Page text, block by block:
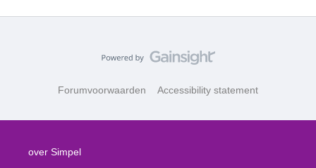
Forumvoorwaarden Accessibility statement
over Simpel